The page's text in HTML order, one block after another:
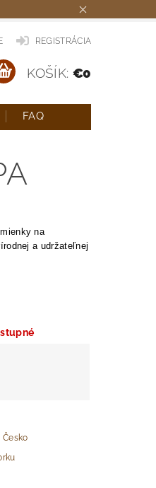
REGISTRÁCIA
KOŠÍK: €0
FAQ
na
a udržateľnej